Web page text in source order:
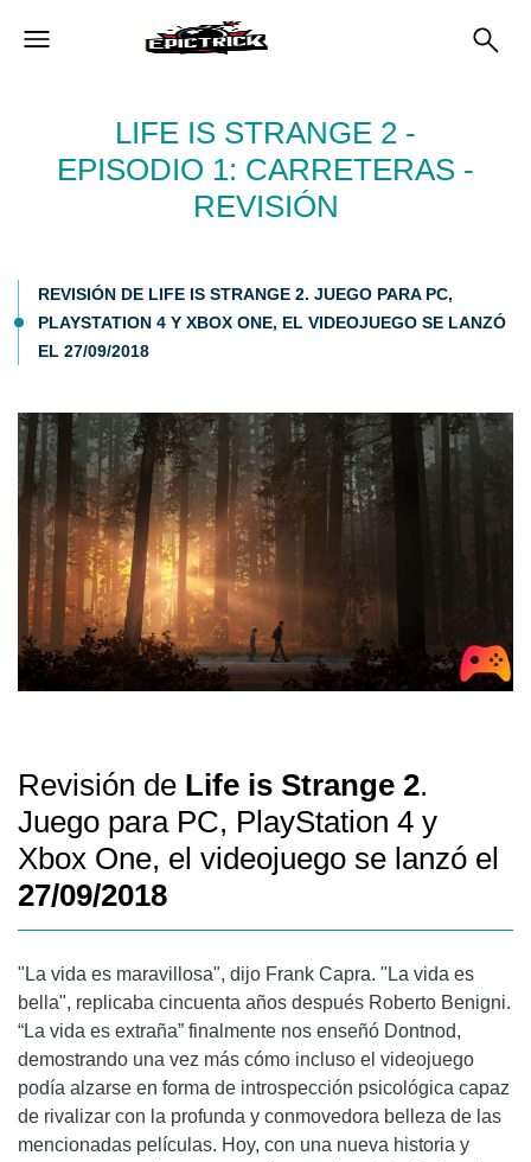
LIFE IS STRANGE 2 -
EPISODIO 1: CARRETERAS -
REVISIÓN
REVISIÓN DE LIFE IS STRANGE 2. JUEGO PARA PC,
PLAYSTATION 4 Y XBOX ONE, EL VIDEOJUEGO SE LANZÓ
EL 27/09/2018
Revisión de Life is Strange 2.
Juego para PC, PlayStation 4 y
Xbox One, el videojuego se lanzó el
27/09/2018
"La vida es maravillosa", dijo Frank Capra. "La vida es
bella", replicaba cincuenta años después Roberto Benigni.
“La vida es extraña” finalmente nos enseñó Dontnod,
demostrando una vez más cómo incluso el videojuego
podía alzarse en forma de introspección psicológica capaz
de rivalizar con la profunda y conmovedora belleza de las
mencionadas películas. Hoy, con una nueva historia y